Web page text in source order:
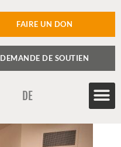
FAIRE UN DON
DEMANDE DE SOUTIEN
DE